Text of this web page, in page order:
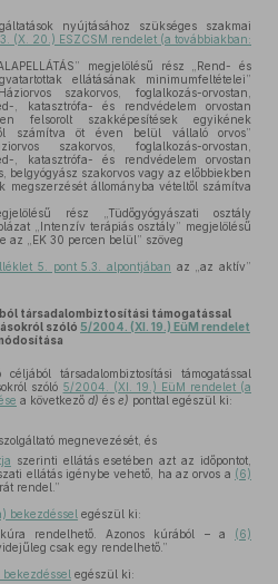
nyújtásához szükséges szakmai
(X. 20.) ESZCSM rendelet (a továbbiakban:
megjelölésű rész „Rend- és
ellátásának minimumfeltételei”
szakorvos, foglalkozás-orvostan,
, katasztrófa- és rendvédelem orvostan
felsorolt szakképesítések egyikének
számítva öt éven belül vállaló orvos”
szakorvos, foglalkozás-orvostan,
, katasztrófa- és rendvédelem orvostan
belgyógyász szakorvos vagy az előbbiekben
megszerzését állományba vételtől számítva
rész „Tüdőgyógyászati osztály
„Intenzív terápiás osztály” megjelölésű
az „EK 30 percen belül” szöveg
5. pont 5.3. alpontjában az „az aktív”
társadalombiztosítási támogatással
szóló 5/2004. (XI. 19.) EüM rendelet
társadalombiztosítási támogatással
szóló 5/2004. (XI. 19.) EüM rendelet (a
a következő d) és e) ponttal egészül ki:
megnevezését, és
szerinti ellátás esetében azt az időpontot,
ellátás igénybe vehető, ha az orvos a (6)
rendel.”
bekezdéssel egészül ki:
rendelhető. Azonos kúrából – a (6)
csak egy rendelhető.”
bekezdéssel egészül ki: